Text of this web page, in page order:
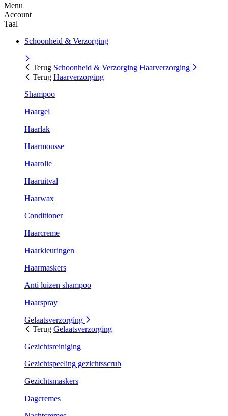
Menu
Account
Taal
Schoonheid & Verzorging
Terug Schoonheid & Verzorging Haarverzorging
Terug Haarverzorging
Shampoo
Haargel
Haarlak
Haarmousse
Haarolie
Haaruitval
Haarwax
Conditioner
Haarcreme
Haarkleuringen
Haarmaskers
Anti luizen shampoo
Haarspray
Gelaatsverzorging
Terug Gelaatsverzorging
Gezichtsreiniging
Gezichtspeeling gezichtsscrub
Gezichtsmaskers
Dagcremes